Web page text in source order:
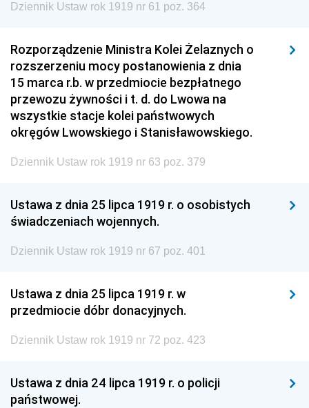
Dziennik Ustaw rok 1919 nr 61 poz. 364
Rozporządzenie Ministra Kolei Żelaznych o
rozszerzeniu mocy postanowienia z dnia
15 marca r.b. w przedmiocie bezpłatnego
przewozu żywności i t. d. do Lwowa na
wszystkie stacje kolei państwowych
okręgów Lwowskiego i Stanisławowskiego.
Dziennik Ustaw rok 1919 nr 63 poz. 379
Ustawa z dnia 25 lipca 1919 r. o osobistych
świadczeniach wojennych.
Dziennik Ustaw rok 1919 nr 67 poz. 401
Ustawa z dnia 25 lipca 1919 r. w
przedmiocie dóbr donacyjnych.
Dziennik Ustaw rok 1919 nr 72 poz. 423
Ustawa z dnia 24 lipca 1919 r. o policji
państwowej.